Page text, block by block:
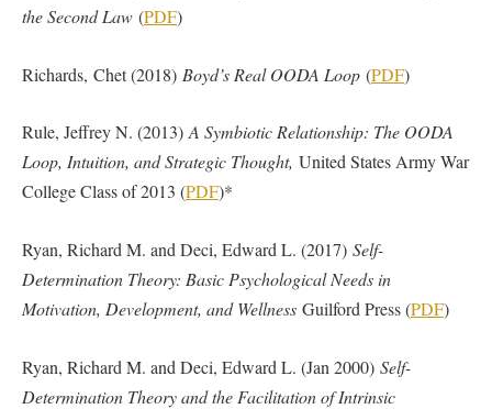
the Second Law (PDF)
Richards, Chet (2018) Boyd’s Real OODA Loop (PDF)
Rule, Jeffrey N. (2013)A Symbiotic Relationship: The OODA
Loop, Intuition, and Strategic Thought, United States Army War
College Class of 2013 (PDF)*
Ryan, Richard M. and Deci, Edward L. (2017) Self-
Determination Theory: Basic Psychological Needs in
Motivation, Development, and Wellness Guilford Press (PDF)
Ryan, Richard M. and Deci, Edward L. (Jan 2000) Self-
Determination Theory and the Facilitation of Intrinsic